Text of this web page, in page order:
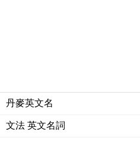
丹麥英文名
文法 英文名詞